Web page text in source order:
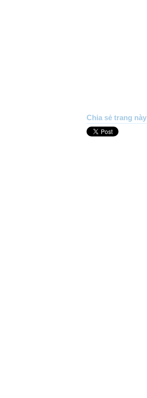
Chia sẻ trang này